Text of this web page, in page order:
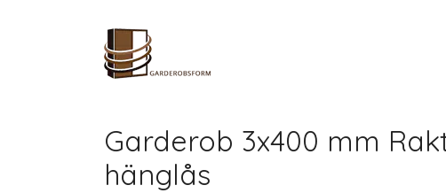
Garderob 3x400 mm
hänglås